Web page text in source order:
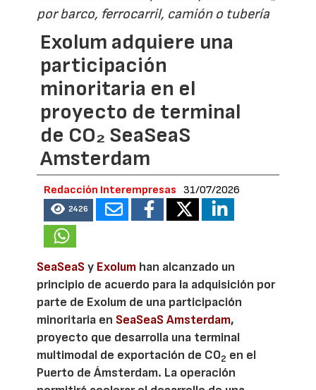
por barco, ferrocarril, camión o tubería
Exolum adquiere una
participación
minoritaria en el
proyecto de terminal
de CO₂ SeaSeaS
Amsterdam
Redacción Interempresas 31/07/2026
2426
SeaSeaSy Exolum han alcanzado un
principio de acuerdo para la adquisición por
parte de Exolum de una participación
minoritaria en SeaSeaS Amsterdam,
proyecto que desarrolla una terminal
multimodal de exportación de CO2 en el
Puerto de Ámsterdam. La operación